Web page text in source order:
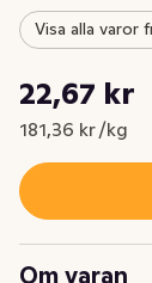
Visa alla varor
Nuvarande pris
22,67 kr
181,36 kr /kg
Styckpris:
Om varan